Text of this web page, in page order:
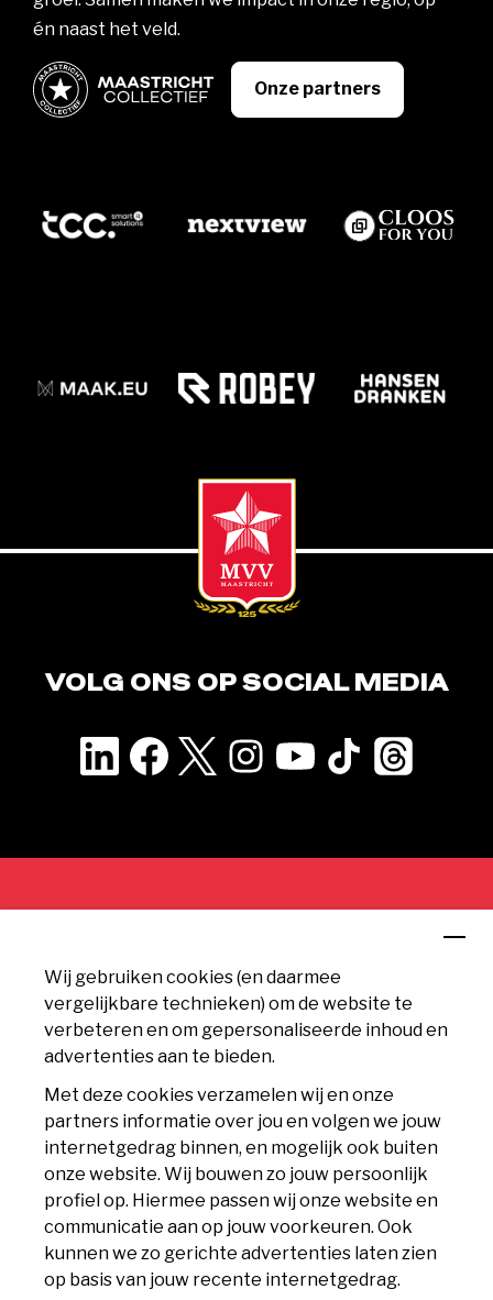
Wij gebruiken cookies (en daarmee
vergelijkbare technieken) om de website te
verbeteren en om gepersonaliseerde inhoud en
advertenties aan te bieden.
Met deze cookies verzamelen wij en onze
partners informatie over jou en volgen we jouw
internetgedrag binnen, en mogelijk ook buiten
onze website. Wij bouwen zo jouw persoonlijk
profiel op. Hiermee passen wij onze website en
communicatie aan op jouw voorkeuren. Ook
kunnen we zo gerichte advertenties laten zien
op basis van jouw recente internetgedrag.
én naast het veld.
Onze partners
VOLG ONS OP SOCIAL MEDIA
MVV Maastricht
Geusseltweg 11
6225 XS Maastricht
info@mvv.nl
CLUB
Accommodatie
Nieuws
Contact